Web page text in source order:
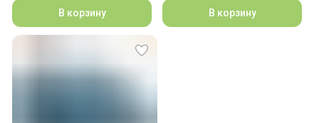
В корзину
В корзину